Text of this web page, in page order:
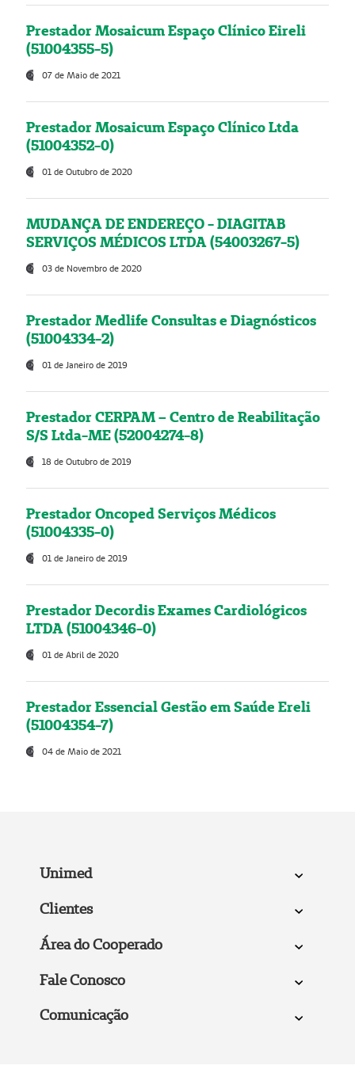
Prestador Mosaicum Espaço Clínico Eireli
(51004355-5)
07 de Maio de 2021
Prestador Mosaicum Espaço Clínico Ltda
(51004352-0)
01 de Outubro de 2020
MUDANÇA DE ENDEREÇO - DIAGITAB
SERVIÇOS MÉDICOS LTDA (54003267-5)
03 de Novembro de 2020
Prestador Medlife Consultas e Diagnósticos
(51004334-2)
01 de Janeiro de 2019
Prestador CERPAM – Centro de Reabilitação
S/S Ltda-ME (52004274-8)
18 de Outubro de 2019
Prestador Oncoped Serviços Médicos
(51004335-0)
01 de Janeiro de 2019
Prestador Decordis Exames Cardiológicos
LTDA (51004346-0)
01 de Abril de 2020
Prestador Essencial Gestão em Saúde Ereli
(51004354-7)
04 de Maio de 2021
Unimed
Clientes
Área do Cooperado
Fale Conosco
Comunicação